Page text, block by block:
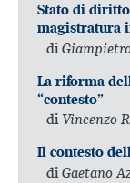
Stato di
magistratura
di
La riforma
“contesto”
diVincenzo
Il contesto
di Gaetano